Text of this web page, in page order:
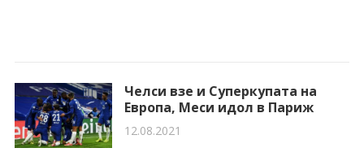
Челси взе и Суперкупата на
Европа, Меси идол в Париж
12.08.2021